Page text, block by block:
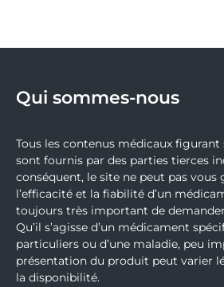
Qui sommes-nous
Tous les contenus médicaux figurant
sont fournis par des parties tierces
conséquent, le site ne peut pas vous
l’efficacité et la fiabilité d’un
toujours très important de
Qu’il s’agisse d’un médicament
particuliers ou d’une maladie, peu
présentation du produit peut varier
la disponibilité.